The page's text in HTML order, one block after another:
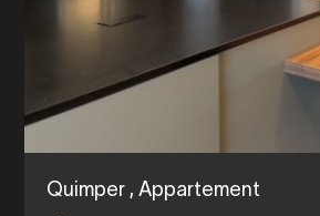
Quimper , Appartement